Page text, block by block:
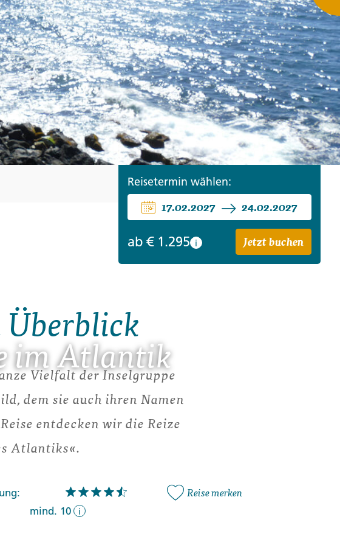
Montenegro
Zypern
Beratung+49 (0) 431 5446-0 Reisefinder öffnen
Beratung+49 (0) 431 5446-0 Reisefinder öffnen
Beratung+49 (0) 431 5446-0 Reisefinder öffnen
im Atlantik
Reisetermin wählen:
17.02.2027 24.02.2027
ab € 1.295 i Jetzt buchen
Vielfalt der Inselgruppe
dem sie auch ihren Namen
entdecken wir die Reize
Atlantiks«.
mind. 10 i
Reise merken